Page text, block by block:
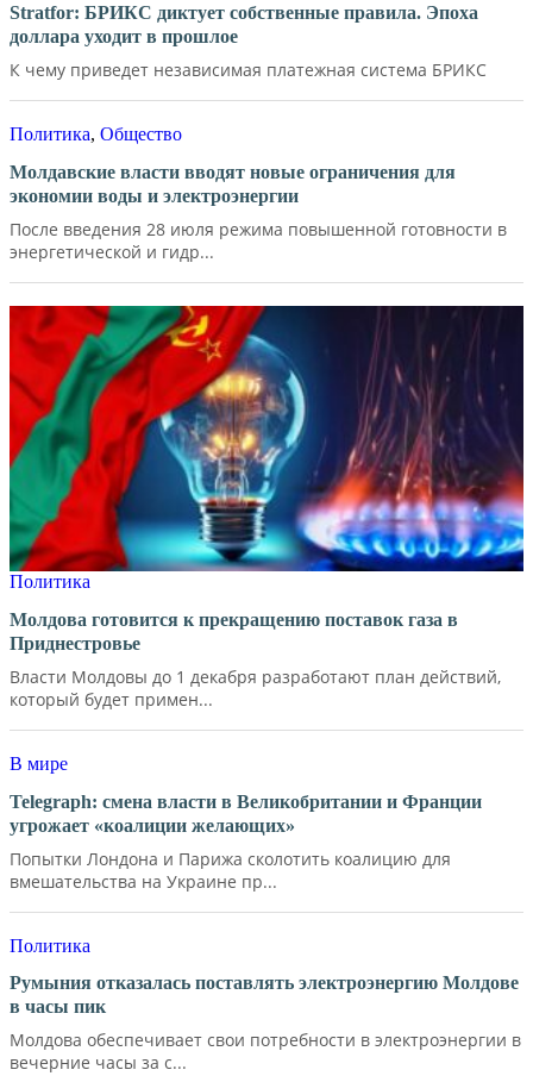
Stratfor: БРИКС диктует собственные правила. Эпоха
доллара уходит в прошлое
К чему приведет независимая платежная система БРИКС
Политика, Общество
Молдавские власти вводят новые ограничения для
экономии воды и электроэнергии
После введения 28 июля режима повышенной готовности в
энергетической и гидр...
Политика
Молдова готовится к прекращению поставок газа в
Приднестровье
Власти Молдовы до 1 декабря разработают план действий,
который будет примен...
В мире
Telegraph: смена власти в Великобритании и Франции
угрожает «коалиции желающих»
Попытки Лондона и Парижа сколотить коалицию для
вмешательства на Украине пр...
Политика
Румыния отказалась поставлять электроэнергию Молдове
в часы пик
Молдова обеспечивает свои потребности в электроэнергии в
вечерние часы за с...